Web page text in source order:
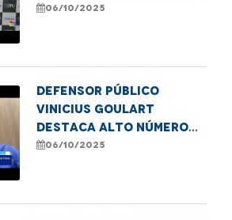
DPU em Balsas
06/10/2025
Defensor público
Vinicius Goulart
destaca alto número
de atendimentos a
06/10/2025